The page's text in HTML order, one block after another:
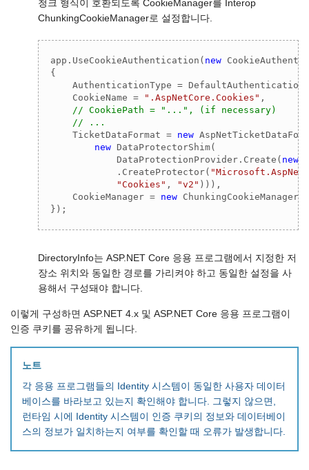
청크 형식이 호환되도록 CookieManager를 Interop
ChunkingCookieManager로 설정합니다.
app.UseCookieAuthentication( new
{
AuthenticationType =
    CookieName =
".AspNetCore.Cookies" ,
// CookiePath = "...", (if necessary)
// ...
    TicketDataFormat =
new
new DataProtectorShim(
            DataProtectionProvider.Create(
new
            .CreateProtector(
"Cookies" , "v2" ))),
    CookieManager =
new ChunkingCookieManager()
});
DirectoryInfo는 ASP.NET Core 응용 프로그램에서 지정한 저
장소 위치와 동일한 경로를 가리켜야 하고 동일한 설정을 사
용해서 구성돼야 합니다.
이렇게 구성하면 ASP.NET 4.x 및 ASP.NET Core 응용 프로그램이
인증 쿠키를 공유하게 됩니다.
노트
각 응용 프로그램들의 Identity 시스템이 동일한 사용자 데이터
베이스를 바라보고 있는지 확인해야 합니다. 그렇지 않으면,
런타임 시에 Identity 시스템이 인증 쿠키의 정보와 데이터베이
스의 정보가 일치하는지 여부를 확인할 때 오류가 발생합니다.